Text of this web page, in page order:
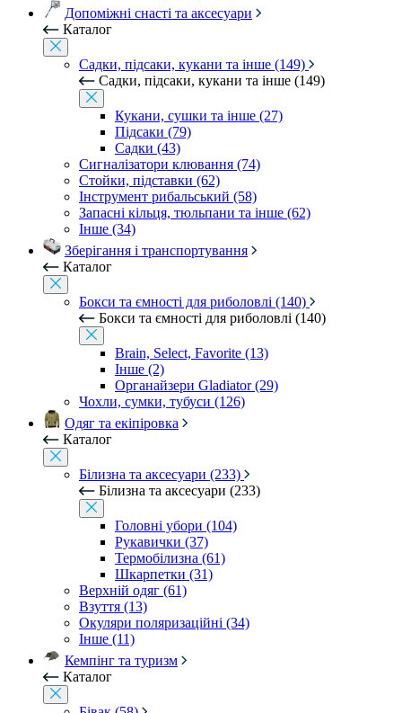
Допоміжні снасті та аксесуари
Каталог
Садки, підсаки, кукани та інше (149)
Садки, підсаки, кукани та інше (149)
Кукани, сушки та інше (27)
Підсаки (79)
Садки (43)
Сигналізатори клювання (74)
Стойки, підставки (62)
Інструмент рибальський (58)
Запасні кільця, тюльпани та інше (62)
Інше (34)
Зберігання і транспортування
Каталог
Бокси та ємності для риболовлі (140)
Бокси та ємності для риболовлі (140)
Brain, Select, Favorite (13)
Інше (2)
Органайзери Gladiator (29)
Чохли, сумки, тубуси (126)
Одяг та екіпіровка
Каталог
Білизна та аксесуари (233)
Білизна та аксесуари (233)
Головні убори (104)
Рукавички (37)
Термобілизна (61)
Шкарпетки (31)
Верхній одяг (61)
Взуття (13)
Окуляри поляризаційні (34)
Інше (11)
Кемпінг та туризм
Каталог